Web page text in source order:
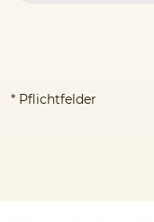
* Pflichtfelder